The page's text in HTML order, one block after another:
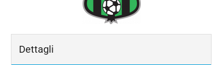
Dettagli